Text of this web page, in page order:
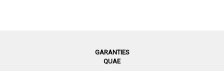
GARANTIES
QUAE